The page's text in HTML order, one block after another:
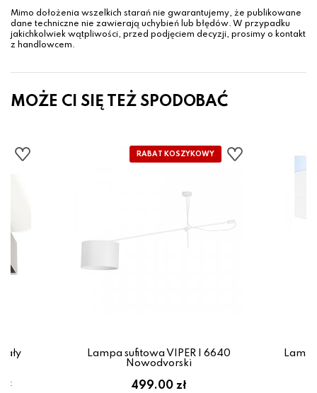
Mimo dołożenia wszelkich starań nie gwarantujemy, że publikowane
dane techniczne nie zawierają uchybień lub błędów. W przypadku
jakichkolwiek wątpliwości, przed podjęciem decyzji, prosimy o kontakt
z handlowcem.
MOŻE CI SIĘ TEŻ SPODOBAĆ
Lampa sufitowa VIPER I 6640
Nowodvorski
499.00 zł